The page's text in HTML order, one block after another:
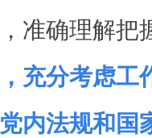
，准确理解把
充分考虑工
内法规和国